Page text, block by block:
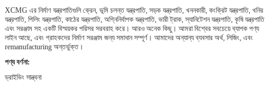
XCMG এর নির্মাণ যন্ত্রপাতিগুলি ক্রেন, ভূমি চলন্ত যন্ত্রপাতি, সড়ক যন্ত্রপাতি, খননকারী, কংক্রিট যন্ত্রপাতি, খনির
যন্ত্রপাতি, পিলিং যন্ত্রপাতি, কাঠের যন্ত্রপাতি, অগ্নিনির্বাপক যন্ত্রপাতি, ভারী ট্রাক, স্যানিটেশন যন্ত্রপাতি, কৃষি যন্ত্রপাতি
এবং সরঞ্জাম সহ একটি বিস্ময়কর পরিসর সরবরাহ করে। আরও অনেক কিছু। আমরা বিশ্বের সবচেয়ে ব্যাপক পণ্য
লাইন আছে, এবং গ্রাহকদের নির্মাণ সরঞ্জাম জন্য সমাধান সম্পূর্ণ। আমাদের অন্যান্য ব্যবসার অর্থ, লিজিং, এবং
remanufacturing অন্তর্ভুক্ত।
পণ্য বর্ণনা:
ড্রাইভিং সান্ত্বনা